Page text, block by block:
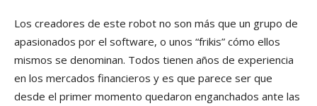
Los creadores de este robot no son más que un grupo de
apasionados por el software, o unos “frikis” cómo ellos
mismos se denominan. Todos tienen años de experiencia
en los mercados financieros y es que parece ser que
desde el primer momento quedaron enganchados ante las